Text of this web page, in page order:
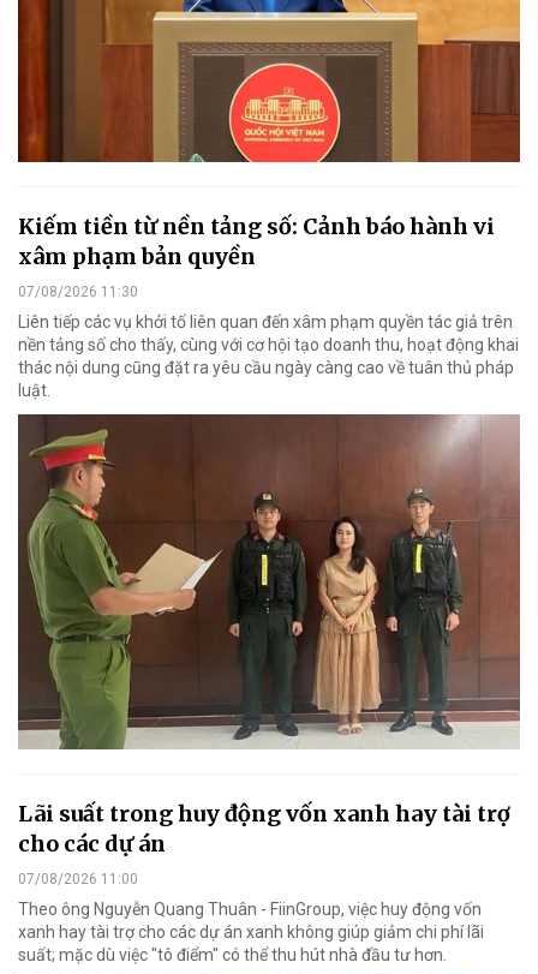
Kiếm tiền từ nền tảng số: Cảnh báo hành vi
xâm phạm bản quyền
07/08/2026 11:30
Liên tiếp các vụ khởi tố liên quan đến xâm phạm quyền tác giả trên
nền tảng số cho thấy, cùng với cơ hội tạo doanh thu, hoạt động khai
thác nội dung cũng đặt ra yêu cầu ngày càng cao về tuân thủ pháp
luật.
Lãi suất trong huy động vốn xanh hay tài trợ
cho các dự án
07/08/2026 11:00
Theo ông Nguyễn Quang Thuân - FiinGroup, việc huy động vốn
xanh hay tài trợ cho các dự án xanh không giúp giảm chi phí lãi
suất; mặc dù việc "tô điểm" có thể thu hút nhà đầu tư hơn.